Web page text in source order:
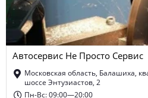
Автосервис Не Просто Сервис
Московская область, Балашиха,
шоссе Энтузиастов, 2
Пн-Вс: 09:00—20:00